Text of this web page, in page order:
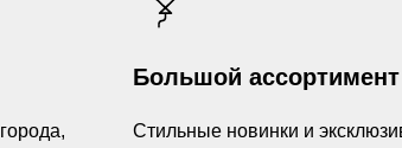
Большой ассортимент
Стильные новинки и